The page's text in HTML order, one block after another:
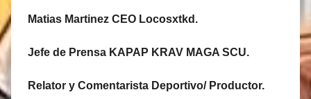
Matias Martinez CEO Locosxtkd.
Jefe de Prensa KAPAP KRAV MAGA SCU.
Relator y Comentarista Deportivo/ Productor.